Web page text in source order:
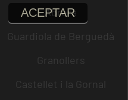
Abrera
Guardiola de Berguedà
Granollers
Castellet i la Gornal
ACEPTAR